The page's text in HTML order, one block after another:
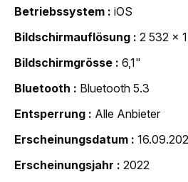
Betriebssystem
iOS
Bildschirmauflösung
2 532 x
Bildschirmgrösse
6,1"
Bluetooth
Bluetooth 5.3
Entsperrung
Alle Anbieter
Erscheinungsdatum
Erscheinungsjahr
2022